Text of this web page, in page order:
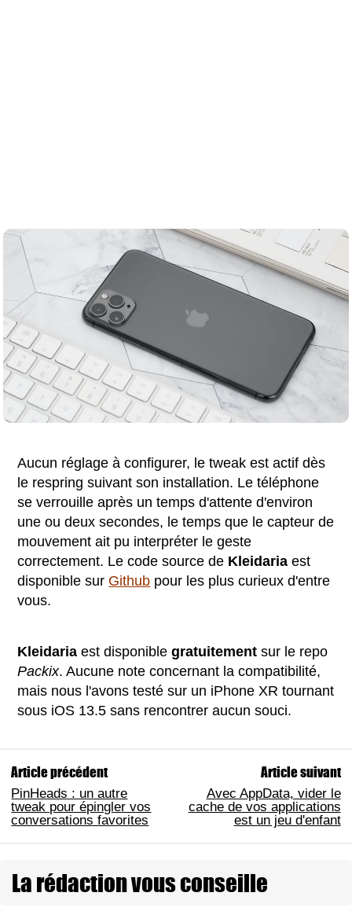
Aucun réglage à configurer, le tweak est actif dès
le respring suivant son installation. Le téléphone
se verrouille après un temps d'attente d'environ
une ou deux secondes, le temps que le capteur de
mouvement ait pu interpréter le geste
correctement. Le code source de Kleidaria est
disponible sur Github pour les plus curieux d'entre
vous.
Kleidaria est disponiblegratuitement sur le repo
Packix. Aucune note concernant la compatibilité,
mais nous l'avons testé sur un iPhone XR tournant
sous iOS 13.5 sans rencontrer aucun souci.
Article précédent
PinHeads : un autre
tweak pour épingler vos
conversations favorites
Article suivant
Avec AppData, vider le
cache de vos applications
est un jeu d'enfant
La rédaction vous conseille